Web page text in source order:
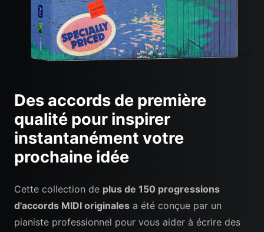
Des accords de première
qualité pour inspirer
instantanément votre
prochaine idée
Cette collection de plus de 150 progressions
d'accords MIDI originales a été conçue par un
pianiste professionnel pour vous aider à écrire des